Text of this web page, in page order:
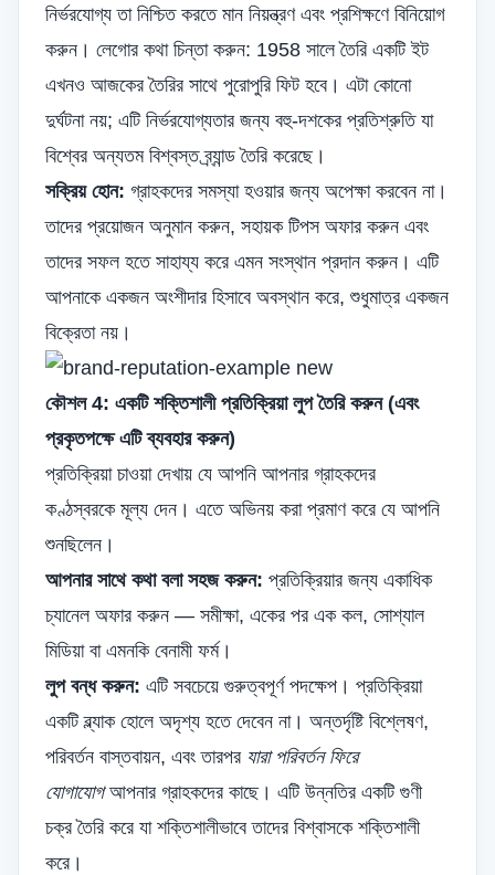
নির্ভরযোগ্য তা নিশ্চিত করতে মান নিয়ন্ত্রণ এবং প্রশিক্ষণে বিনিয়োগ
করুন। লেগোর কথা চিন্তা করুন: 1958 সালে তৈরি একটি ইট
এখনও আজকের তৈরির সাথে পুরোপুরি ফিট হবে। এটা কোনো
দুর্ঘটনা নয়; এটি নির্ভরযোগ্যতার জন্য বহু-দশকের প্রতিশ্রুতি যা
বিশ্বের অন্যতম বিশ্বস্ত ব্র্যান্ড তৈরি করেছে।
সক্রিয় হোন: গ্রাহকদের সমস্যা হওয়ার জন্য অপেক্ষা করবেন না।
তাদের প্রয়োজন অনুমান করুন, সহায়ক টিপস অফার করুন এবং
তাদের সফল হতে সাহায্য করে এমন সংস্থান প্রদান করুন। এটি
আপনাকে একজন অংশীদার হিসাবে অবস্থান করে, শুধুমাত্র একজন
বিক্রেতা নয়।
কৌশল 4: একটি শক্তিশালী প্রতিক্রিয়া লুপ তৈরি করুন (এবং
প্রকৃতপক্ষে এটি ব্যবহার করুন)
প্রতিক্রিয়া চাওয়া দেখায় যে আপনি আপনার গ্রাহকদের
কণ্ঠস্বরকে মূল্য দেন। এতে অভিনয় করা প্রমাণ করে যে আপনি
শুনছিলেন।
আপনার সাথে কথা বলা সহজ করুন: প্রতিক্রিয়ার জন্য একাধিক
চ্যানেল অফার করুন — সমীক্ষা, একের পর এক কল, সোশ্যাল
মিডিয়া বা এমনকি বেনামী ফর্ম।
লুপ বন্ধ করুন: এটি সবচেয়ে গুরুত্বপূর্ণ পদক্ষেপ। প্রতিক্রিয়া
একটি ব্ল্যাক হোলে অদৃশ্য হতে দেবেন না। অন্তর্দৃষ্টি বিশ্লেষণ,
পরিবর্তন বাস্তবায়ন, এবং তারপর যারা পরিবর্তন ফিরে
যোগাযোগআপনার গ্রাহকদের কাছে। এটি উন্নতির একটি গুণী
চক্র তৈরি করে যা শক্তিশালীভাবে তাদের বিশ্বাসকে শক্তিশালী
করে।